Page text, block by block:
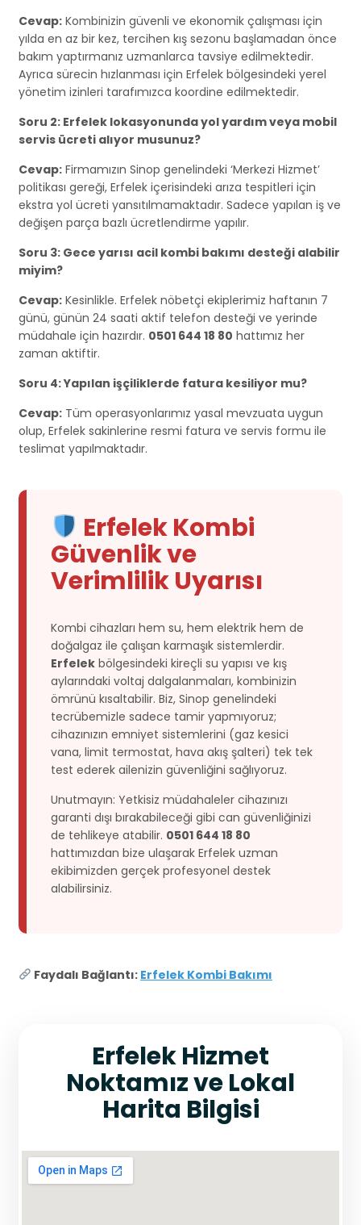
Cevap: Kombinizin güvenli ve ekonomik çalışması için
yılda en az bir kez, tercihen kış sezonu başlamadan önce
bakım yaptırmanız uzmanlarca tavsiye edilmektedir.
Ayrıca sürecin hızlanması için Erfelek bölgesindeki yerel
yönetim izinleri tarafımızca koordine edilmektedir.
Soru 2: Erfelek lokasyonunda yol yardım veya mobil
servis ücreti alıyor musunuz?
Cevap: Firmamızın Sinop genelindeki ‘Merkezi Hizmet’
politikası gereği, Erfelek içerisindeki arıza tespitleri için
ekstra yol ücreti yansıtılmamaktadır. Sadece yapılan iş ve
değişen parça bazlı ücretlendirme yapılır.
Soru 3: Gece yarısı acil kombi bakımı desteği alabilir
miyim?
Cevap: Kesinlikle. Erfelek nöbetçi ekiplerimiz haftanın 7
günü, günün 24 saati aktif telefon desteği ve yerinde
müdahale için hazırdır. 0501 644 18 80 hattımız her
zaman aktiftir.
Soru 4: Yapılan işçiliklerde fatura kesiliyor mu?
Cevap: Tüm operasyonlarımız yasal mevzuata uygun
olup, Erfelek sakinlerine resmi fatura ve servis formu ile
teslimat yapılmaktadır.
Erfelek Kombi
Güvenlik ve
Verimlilik Uyarısı
Kombi cihazları hem su, hem elektrik hem de
doğalgaz ile çalışan karmaşık sistemlerdir.
Erfelek bölgesindeki kireçli su yapısı ve kış
aylarındaki voltaj dalgalanmaları, kombinizin
ömrünü kısaltabilir. Biz, Sinop genelindeki
tecrübemizle sadece tamir yapmıyoruz;
cihazınızın emniyet sistemlerini (gaz kesici
vana, limit termostat, hava akış şalteri) tek tek
test ederek ailenizin güvenliğini sağlıyoruz.
Unutmayın: Yetkisiz müdahaleler cihazınızı
garanti dışı bırakabileceği gibi can güvenliğinizi
de tehlikeye atabilir. 0501 644 18 80
hattımızdan bize ulaşarak Erfelek uzman
ekibimizden gerçek profesyonel destek
alabilirsiniz.
Faydalı Bağlantı: Erfelek Kombi Bakımı
Erfelek Hizmet
Noktamız ve Lokal
Harita Bilgisi